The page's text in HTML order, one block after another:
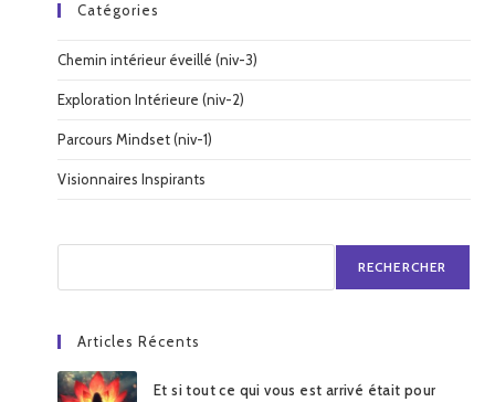
Catégories
Chemin intérieur éveillé (niv-3)
Exploration Intérieure (niv-2)
Parcours Mindset (niv-1)
Visionnaires Inspirants
RECHERCHER
Articles Récents
Et si tout ce qui vous est arrivé était pour